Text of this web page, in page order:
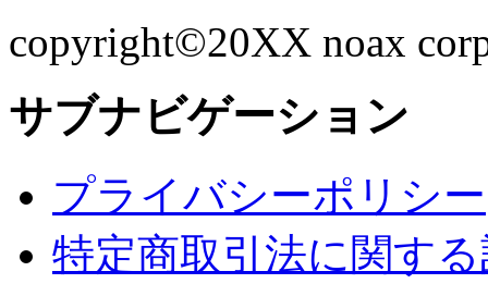
copyright©20XX noax
サブナビゲーション
プライバシーポリシー
特定商取引法に関す